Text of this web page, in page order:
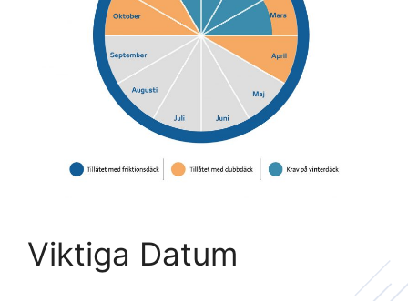
Viktiga Datum